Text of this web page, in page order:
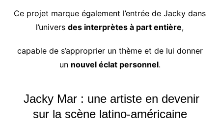
Ce projet marque également l’entrée de Jacky dans
l’universdes interprètes à part entière,
capable de s’approprier un thème et de lui donner
un nouvel éclat personnel.
Jacky Mar : une artiste en devenir
sur la scène latino-américaine